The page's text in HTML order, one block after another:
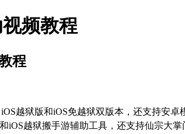
频教程
程
iOS越狱版和iOS免越狱双版本，还支持安卓
iOS越狱搬手游辅助工具，还支持仙宗大